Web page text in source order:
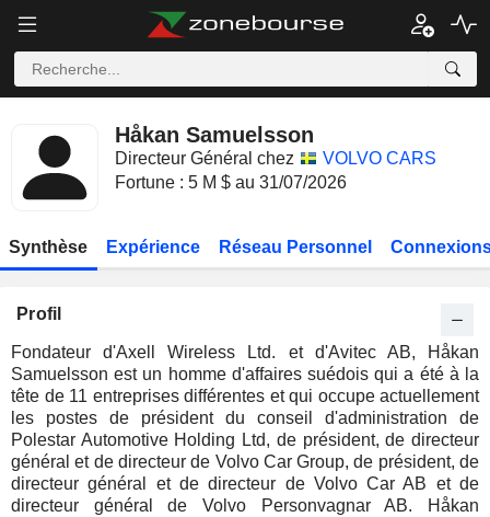
Håkan Samuelsson
Directeur Général chez
VOLVO CARS
Fortune : 5 M $ au 31/07/2026
Synthèse Expérience Réseau Personnel
Profil
Fondateur d'Axell Wireless Ltd. et d'Avitec AB, Håkan
Samuelsson est un homme d'affaires suédois qui a été à la
tête de 11 entreprises différentes et qui occupe actuellement
les postes de président du conseil d'administration de
Polestar Automotive Holding Ltd, de président, de directeur
général et de directeur de Volvo Car Group, de président, de
directeur général et de directeur de Volvo Car AB et de
directeur général de Volvo Personvagnar AB. Håkan